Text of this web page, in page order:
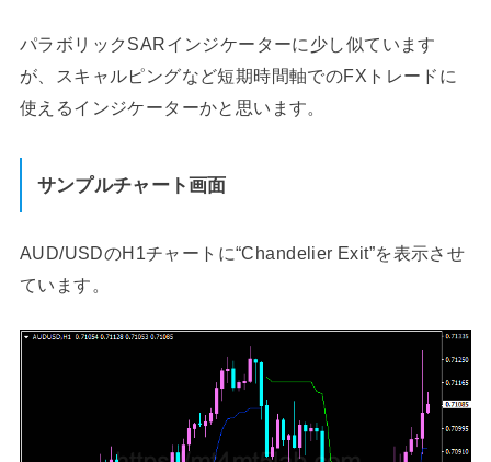
パラボリックSARインジケーターに少し似ています
が、スキャルピングなど短期時間軸でのFXトレードに
使えるインジケーターかと思います。
サンプルチャート画面
AUD/USDのH1チャートに“Chandelier Exit”を表示させ
ています。